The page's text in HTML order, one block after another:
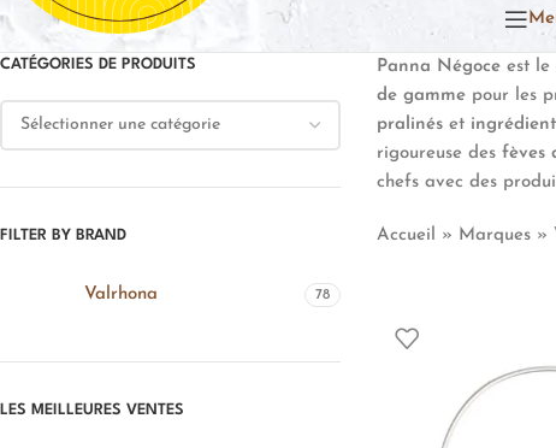
CATÉGORIES DE PRODUITS
FILTER BY BRAND
Valrhona 78
LES MEILLEURES VENTES
Panna Négoceest le
de gammepour les
pralinéset
rigoureuse des fèves
chefs avec des
Accueil » Marques»